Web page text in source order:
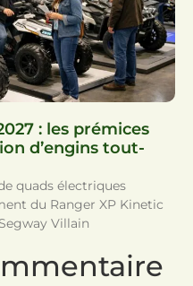
: les prémices
d’engins tout-
quads électriques
du Ranger XP Kinetic
Villain